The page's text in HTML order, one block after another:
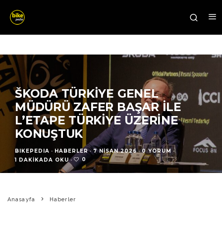
ŠKODA TÜRKIYE GENEL
MÜDÜRÜ ZAFER BAŞAR ILE
L’ETAPE TÜRKIYE ÜZERINE
KONUŞTUK
BIKEPEDIA · HABERLER · 7 NISAN 2026 · 0 YORUM ·
1 DAKIKADA OKU · 0
Anasayfa Haberler